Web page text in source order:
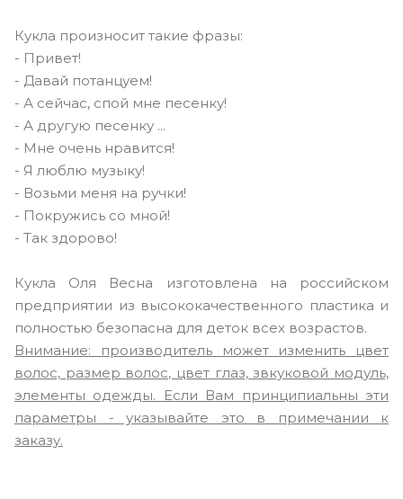
Кукла произносит такие фразы:
- Привет!
- Давай потанцуем!
- А сейчас, спой мне песенку!
- А другую песенку ...
- Мне очень нравится!
- Я люблю музыку!
- Возьми меня на ручки!
- Покружись со мной!
- Так здорово!
Кукла Оля Весна изготовлена на российском
предприятии из высококачественного пластика и
полностью безопасна для деток всех возрастов.
Внимание: производитель может изменить цвет
волос, размер волос, цвет глаз, звкуковой модуль,
элементы одежды. Если Вам принципиальны эти
параметры - указывайте это в примечании к
заказу.